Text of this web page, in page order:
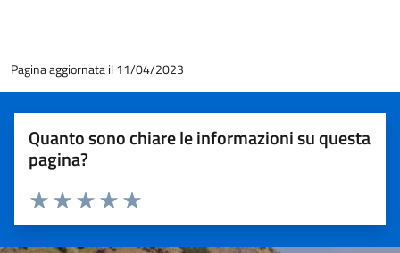
Pagina aggiornata il 11/04/2023
Quanto sono chiare le informazioni su questa
pagina?
Valuta 5 stelle su 5
Valuta 4 stelle su 5
Valuta 3 stelle su 5
Valuta 2 stelle su 5
Valuta 1 stelle su 5